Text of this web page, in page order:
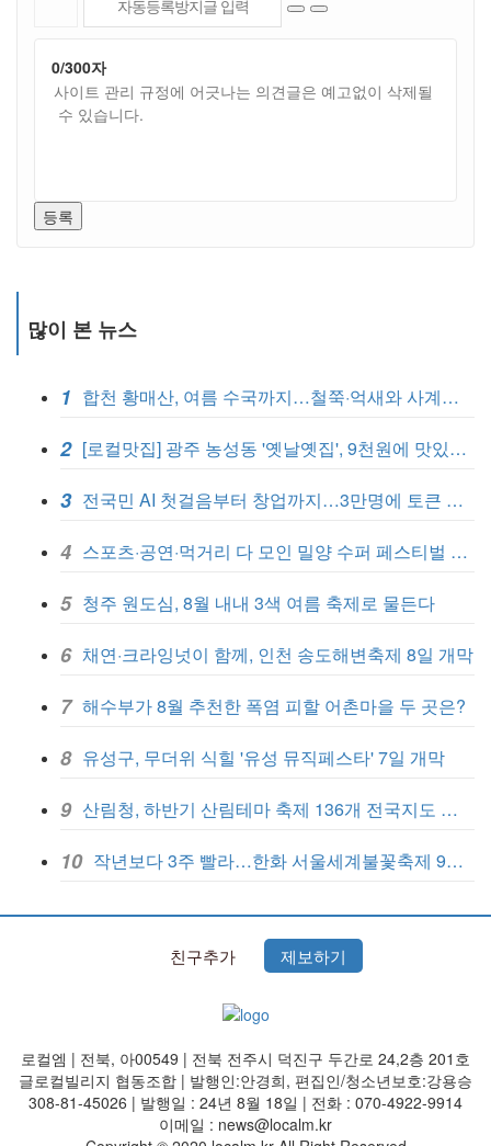
0/300자
등록
많이 본 뉴스
1 합천 황매산, 여름 수국까지…철쭉·억새와 사계절 관광지 완성
2 [로컬맛집] 광주 농성동 '옛날옛집', 9천원에 맛있는 식사 한끼
3 전국민 AI 첫걸음부터 창업까지…3만명에 토큰 무료 지원
4 스포츠·공연·먹거리 다 모인 밀양 수퍼 페스티벌 7일 개막
5 청주 원도심, 8월 내내 3색 여름 축제로 물든다
6 채연·크라잉넛이 함께, 인천 송도해변축제 8일 개막
7 해수부가 8월 추천한 폭염 피할 어촌마을 두 곳은?
8 유성구, 무더위 식힐 '유성 뮤직페스타' 7일 개막
9 산림청, 하반기 산림테마 축제 136개 전국지도 발간
10 작년보다 3주 빨라…한화 서울세계불꽃축제 9월 5일 개막
친구추가 제보하기
로컬엠 | 전북, 아00549 | 전북 전주시 덕진구 두간로 24,2층 201호
글로컬빌리지 협동조합 | 발행인:안경희, 편집인/청소년보호:강용승
308-81-45026 | 발행일 : 24년 8월 18일 | 전화 : 070-4922-9914
이메일 : news@localm.kr